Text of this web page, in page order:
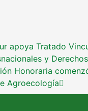
apoya Tratado
y
Honoraria
Agroecología